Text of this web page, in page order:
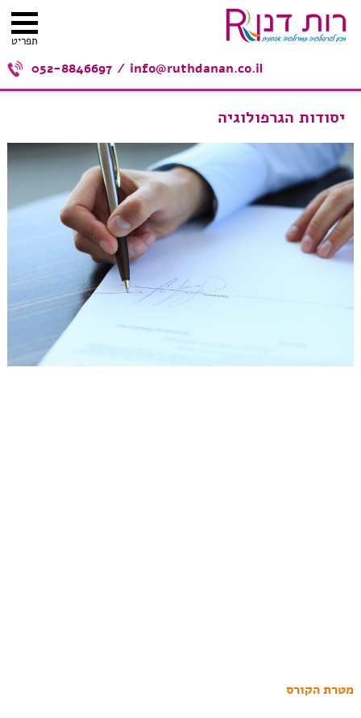
info@ruthdanan.co.il
/
052-8846697
יסודות הגרפולוגיה
מטרת הקורס
תפריט